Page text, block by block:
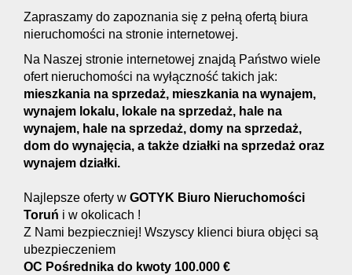
Zapraszamy do zapoznania się z pełną ofertą biura
nieruchomości na stronie internetowej.
Na Naszej stronie internetowej znajdą Państwo wiele
ofert nieruchomości na wyłączność takich jak:
mieszkania na sprzedaż, mieszkania na wynajem,
wynajem lokalu, lokale na sprzedaż, hale na
wynajem, hale na sprzedaż, domy na sprzedaż,
dom do wynajęcia, a także działki na sprzedaż oraz
wynajem działki.
Najlepsze oferty w GOTYK Biuro Nieruchomości
Toruń i w okolicach !
Z Nami bezpieczniej! Wszyscy klienci biura objęci są
ubezpieczeniem
OC Pośrednika do kwoty 100.000 €